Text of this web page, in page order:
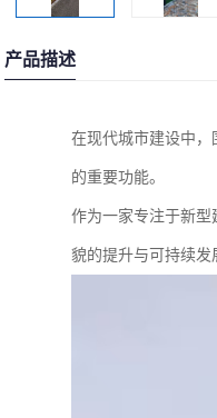
产品描述
在现代城市建设中，
的重要功能。
作为一家专注于新型
貌的提升与可持续发